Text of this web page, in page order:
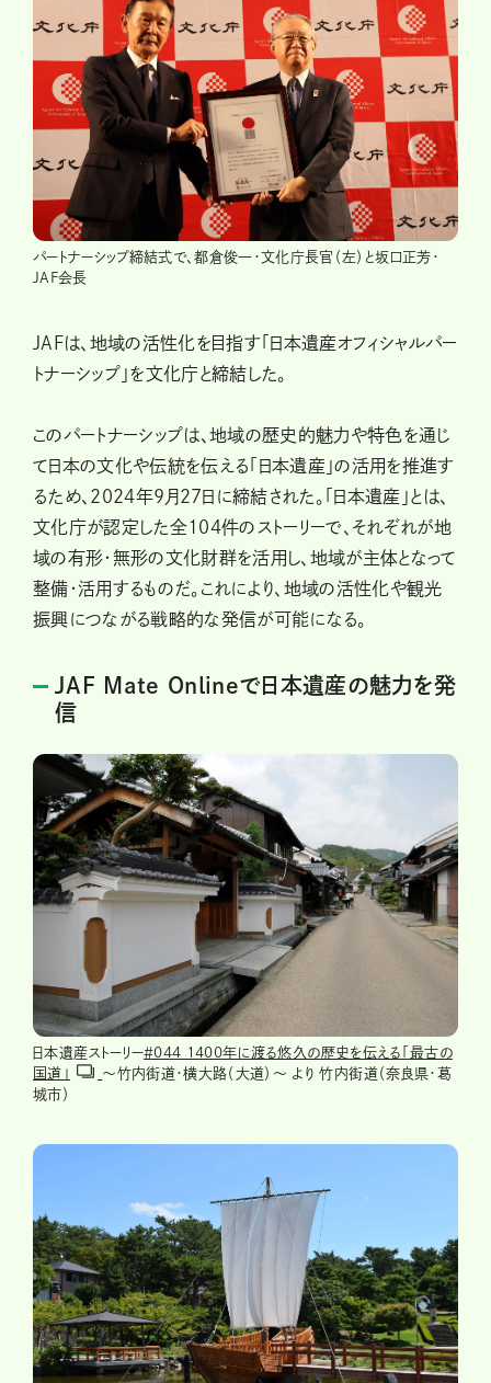
パートナーシップ締結式で、都倉俊一・文化庁長官（左）と坂口正芳・
JAF会長
JAFは、地域の活性化を目指す「日本遺産オフィシャルパー
トナーシップ」を文化庁と締結した。
このパートナーシップは、地域の歴史的魅力や特色を通じ
て日本の文化や伝統を伝える「日本遺産」の活用を推進す
るため、2024年9月27日に締結された。「日本遺産」とは、
文化庁が認定した全104件のストーリーで、それぞれが地
域の有形・無形の文化財群を活用し、地域が主体となって
整備・活用するものだ。これにより、地域の活性化や観光
振興につながる戦略的な発信が可能になる。
JAF Mate Onlineで日本遺産の魅力を発
信
日本遺産ストーリー＃044 1400年に渡る悠久の歴史を伝える「最古の
国道」
～竹内街道・横大路（大道）～ より 竹内街道（奈良県・葛
城市）